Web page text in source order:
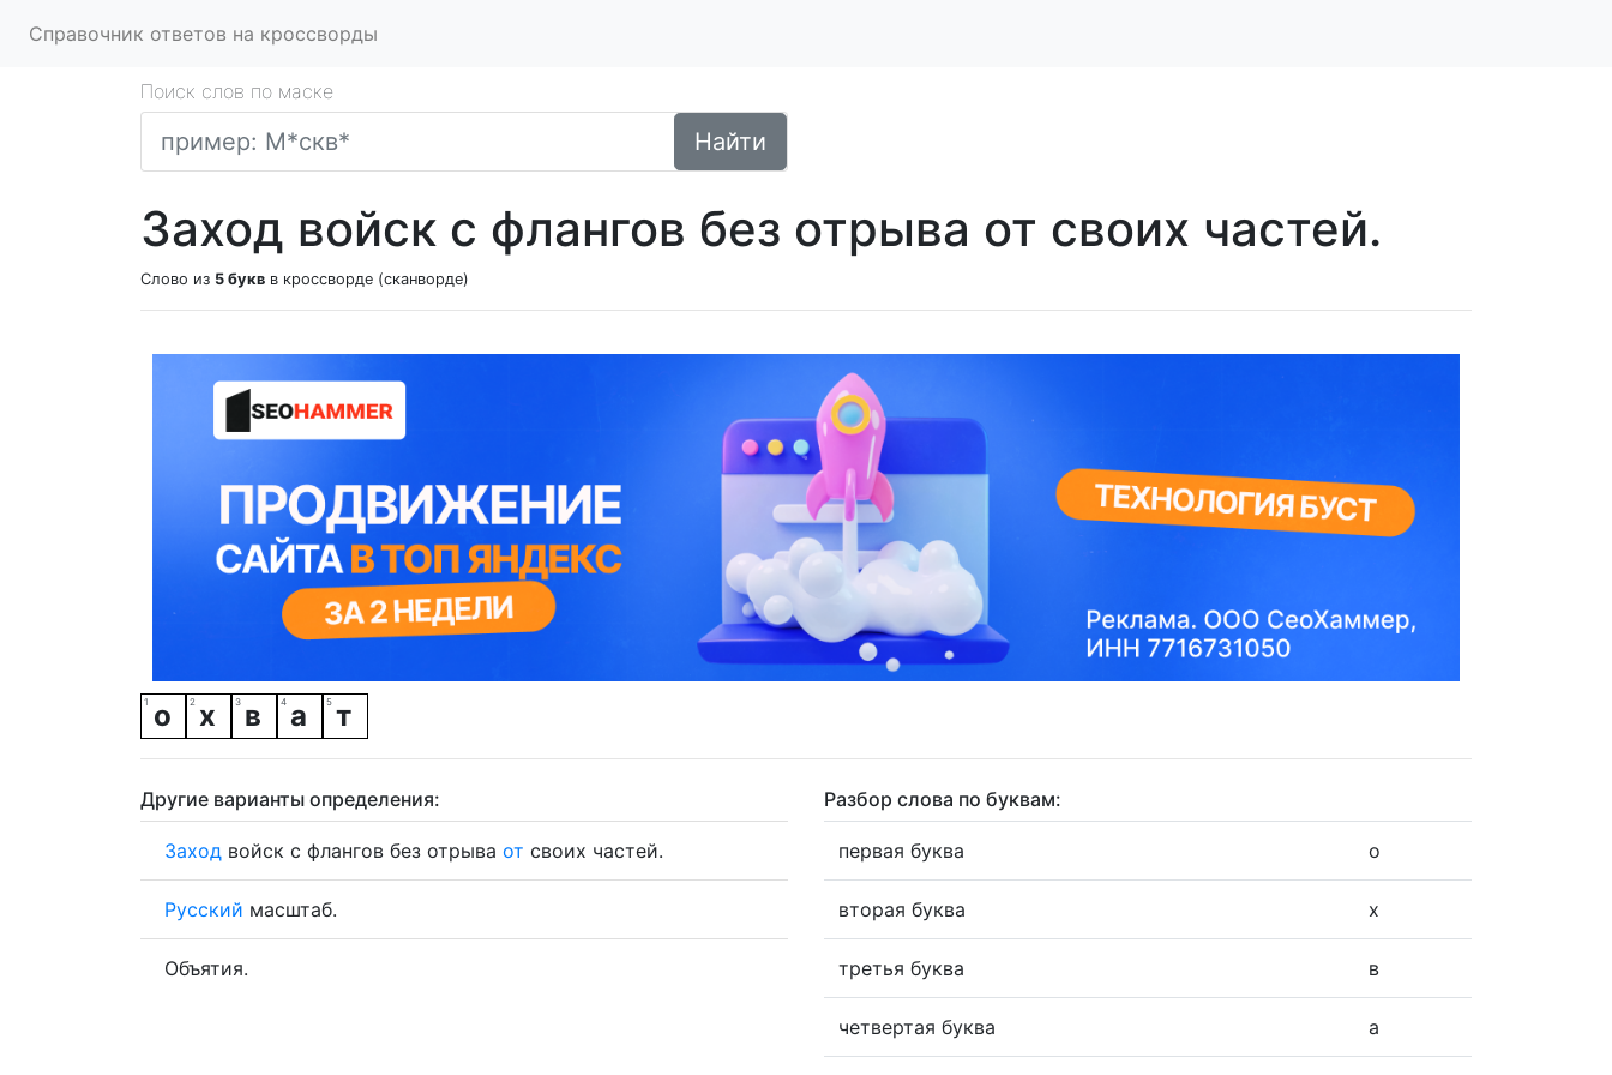
Справочник ответов на кроссворды
Поиск слов по маске
Найти
Заход войск с флангов без отрыва от своих частей.
Слово из 5 букв в кроссворде (сканворде)
о х в а т
Другие варианты определения:
Заход войск с флангов без отрыва от своих частей.
Русский масштаб.
Объятия.
Разбор слова по буквам:
первая буква о
вторая буква х
третья буква в
четвертая буква а